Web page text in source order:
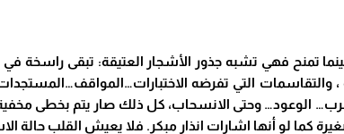
تمنح فهي تشبه جذور الأشجار العتيقة: تبقى
والتقاسمات التي تفرضه
الوعود… وحتى الانسحاب، كل ذلك صار يتم بخطى
لو أنها اشارات انذار مبكر. فلا يعيش القلب حالة